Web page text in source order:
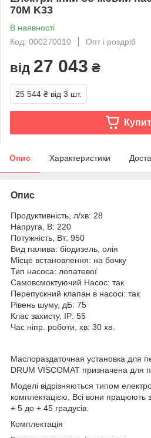
70M K33
В наявності
Код: 000270010
Опт і роздріб
від 27 043 ₴
25 544 ₴ від 3 шт.
Опис Характеристики
Опис
Продуктивність, л/хв: 28
Напруга, В: 220
Потужність, Вт: 950
Вид палива: біодизель, олія
Місце встановлення: на бочку
Тип насоса: лопатевої
Самовсмоктуючий Насос: так
Перепускний клапан в насосі: так
Рівень шуму, дБ: 75
Клас захисту, IP: 55
Час ніпр. роботи, хв: 30 хв.
Маслораздаточная установка для
DRUM VISCOMAT призначена для
Моделі відрізняються типом
комплектацією. Всі вони працюють
+ 5 до + 45 градусів.
Комплектація